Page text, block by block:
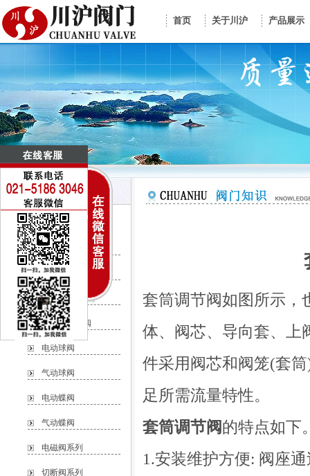
首页 关于川沪 产品展示
控制阀门系列
电动调节阀
气动调节阀
CV3000调节阀
自力式调节阀
电动球阀
气动球阀
电动蝶阀
气动蝶阀
电磁阀系列
切断阀系列
套筒调节阀如图所示，
体、阀芯、导向套、上
件采用阀芯和阀笼(套
足所需流量特性。
套筒调节阀的特点如下
1.安装维护方便: 阀座